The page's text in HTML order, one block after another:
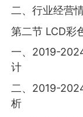
二、行业经营
第二节 LCD彩
一、2019-
计
二、2019-
析